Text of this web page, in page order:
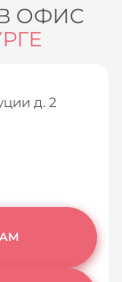
ОФИС
д. 2